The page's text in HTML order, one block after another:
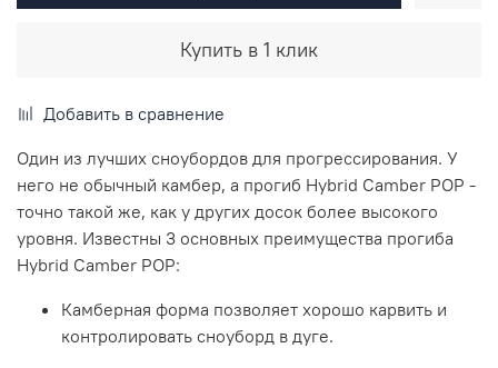
Купить в 1 клик
Добавить в сравнение
Один из лучших сноубордов для прогрессирования. У
него не обычный камбер, а прогиб Hybrid Camber POP -
точно такой же, как у других досок более высокого
уровня. Известны 3 основных преимущества прогиба
Hybrid Camber POP:
Камберная форма позволяет хорошо карвить и
контролировать сноуборд в дуге.